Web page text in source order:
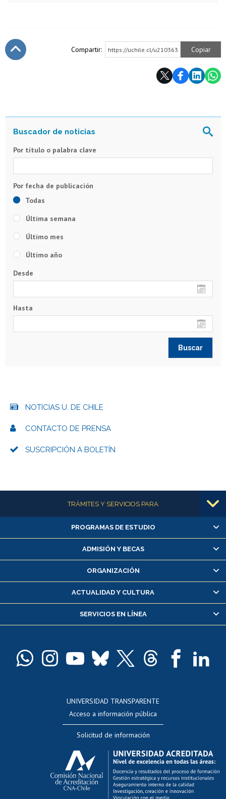
Compartir: https://uchile.cl/u210363 Copiar
Por título o palabra clave
Todas
Última semana
Último mes
Último año
Desde
Hasta
NOTICIAS U. DE CHILE
CONTACTO DE PRENSA
SUSCRIPCIÓN A BOLETÍN
Más informaciónTRÁMITES Y SERVICIOS PARA
Alumnas/os y exalumnas/os
Matrícula en línea
Inscripción y cambio de asignaturas
Consulta y certificado de notas
Servicio médico y dental
Pago de arancel y crédito alumnos
Docentes
Perfeccionamiento
Editar Portafolio Académico
Evaluación docente
Calificación académica
Postulación al AUCAI
Funcionarias/os
PROGRAMAS DE ESTUDIO
ADMISIÓN Y BECAS
ORGANIZACIÓN
ACTUALIDAD Y CULTURA
SERVICIOS EN LÍNEA
UNIVERSIDAD TRANSPARENTE
Acceso a información pública
Solicitud de información